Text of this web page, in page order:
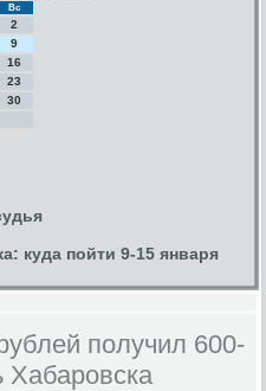
Вс
2
9
16
23
30
куда пойти 9-15 января
получил 600-
Хабаровска